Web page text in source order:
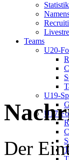
Statistik
Teams
U20-
U19-
U17-
Der